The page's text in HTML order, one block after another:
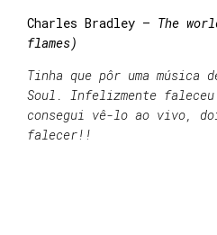
Charles Bradley – The
flames)
Tinha que pôr uma música
Soul. Infelizmente
consegui vê-lo ao vivo,
falecer!!